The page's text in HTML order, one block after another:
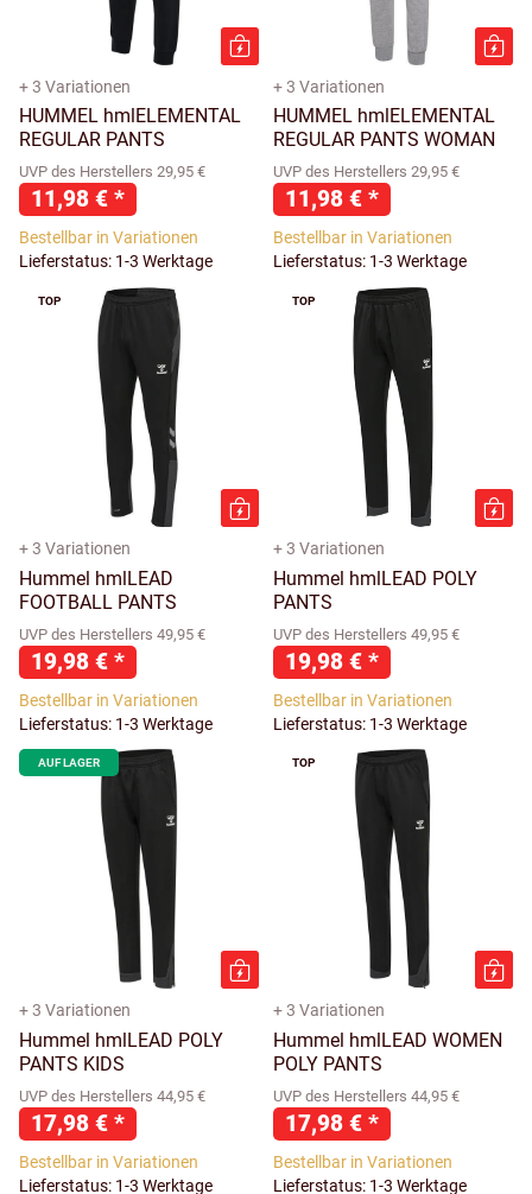
+ 3 Variationen
HUMMEL hmlELEMENTAL
REGULAR PANTS
UVP des Herstellers 29,95 €
11,98 € *
Bestellbar in Variationen
Lieferstatus: 1-3 Werktage
+ 3 Variationen
HUMMEL hmlELEMENTAL
REGULAR PANTS WOMAN
UVP des Herstellers 29,95 €
11,98 € *
Bestellbar in Variationen
Lieferstatus: 1-3 Werktage
TOP
+ 3 Variationen
Hummel hmlLEAD
FOOTBALL PANTS
UVP des Herstellers 49,95 €
19,98 € *
Bestellbar in Variationen
Lieferstatus: 1-3 Werktage
TOP
+ 3 Variationen
Hummel hmlLEAD POLY
PANTS
UVP des Herstellers 49,95 €
19,98 € *
Bestellbar in Variationen
Lieferstatus: 1-3 Werktage
AUF LAGER
+ 3 Variationen
Hummel hmlLEAD POLY
PANTS KIDS
UVP des Herstellers 44,95 €
17,98 € *
Bestellbar in Variationen
Lieferstatus: 1-3 Werktage
TOP
+ 3 Variationen
Hummel hmlLEAD WOMEN
POLY PANTS
UVP des Herstellers 44,95 €
17,98 € *
Bestellbar in Variationen
Lieferstatus: 1-3 Werktage